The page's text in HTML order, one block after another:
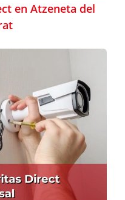
en Atzeneta del